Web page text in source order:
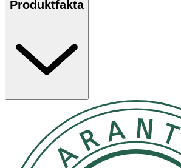
Produktfakta